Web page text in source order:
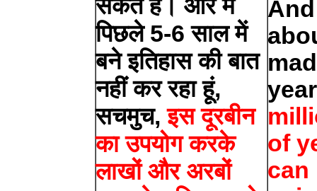
सकते हैं। और मैं
पिछले 5-6 साल में
बने इतिहास की बात
नहीं कर रहा हूं,
सचमुच,इस दूरबीन
का उपयोग करके
लाखों और अरबों
of
can